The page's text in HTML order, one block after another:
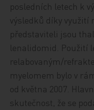
posledních letech k
výsledků díky využití
představiteli jsou
lenalidomid. Použití
relabovaným/
myelomem bylo v
od května 2007.
skutečnost, že se